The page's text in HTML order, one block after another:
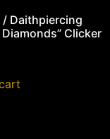
/ Daithpiercing
Diamonds” Clicker